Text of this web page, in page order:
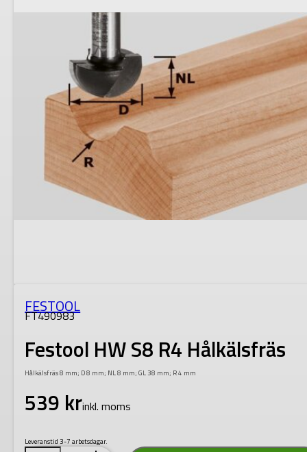
FESTOOL
FT490983
Festool HW S8 R4 Hålkälsfräs
Hålkälsfräs 8 mm; D 8 mm; NL 8 mm; GL 38 mm; R 4 mm
539 krinkl. moms
Leveranstid 3-7 arbetsdagar.